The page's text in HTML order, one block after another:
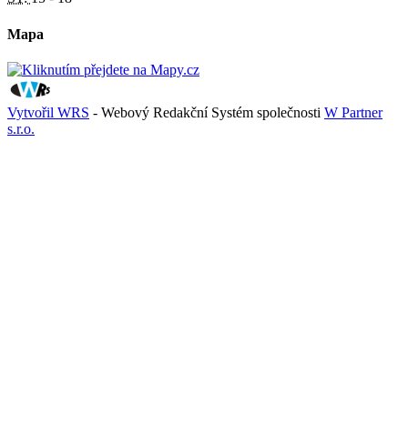
Mapa
Vytvořil WRS - Webový Redakční Systém společnosti W Partner
s.r.o.